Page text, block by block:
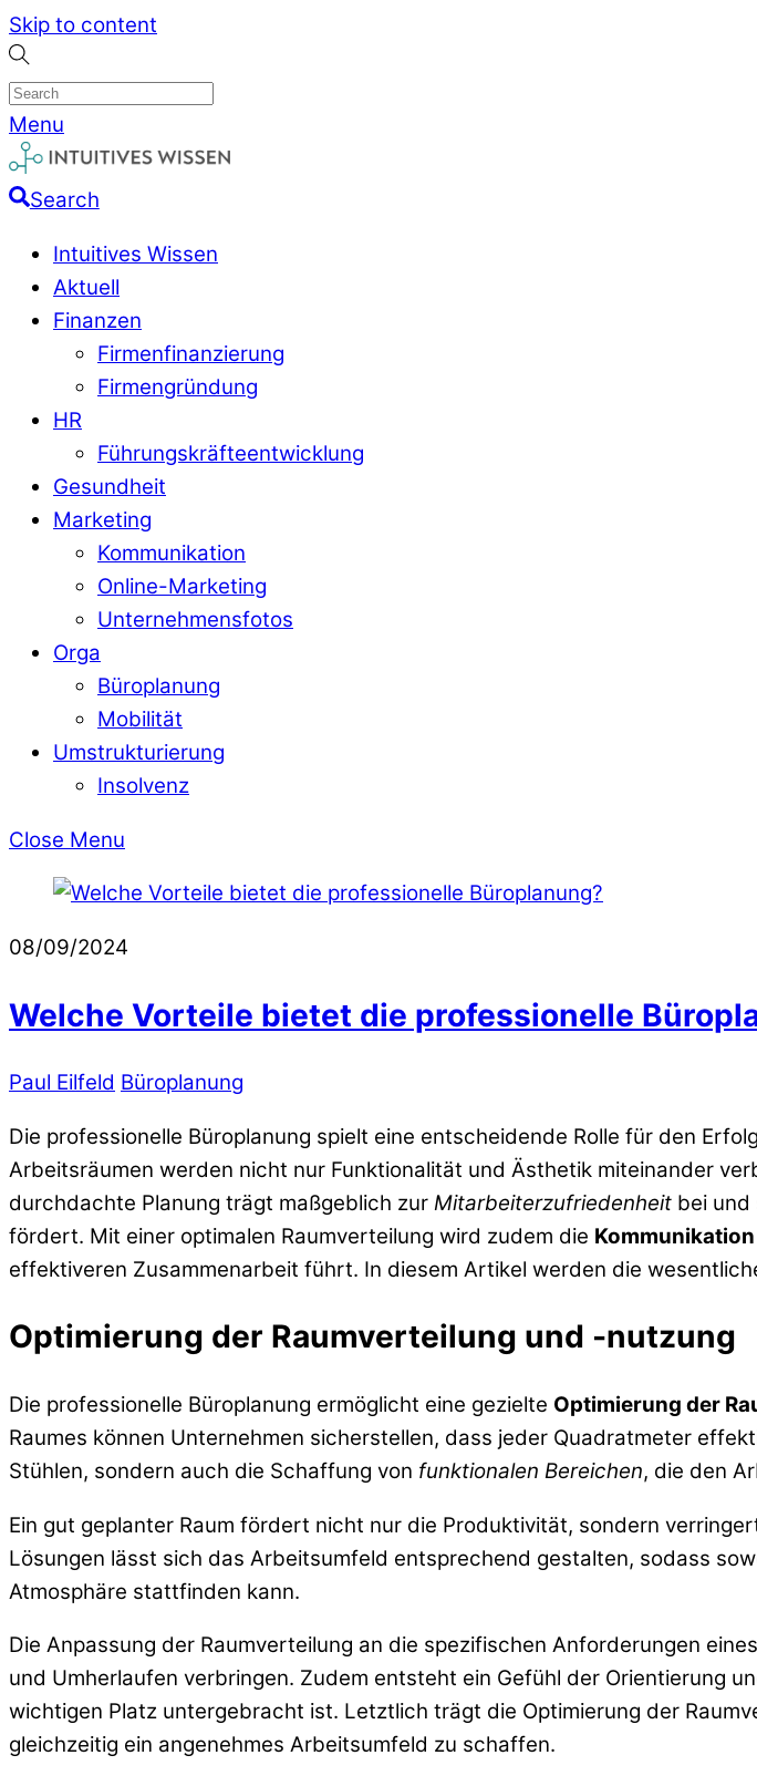
Skip to content
Menu
Search
Intuitives Wissen
Aktuell
Finanzen
Firmenfinanzierung
Firmengründung
HR
Führungskräfteentwicklung
Gesundheit
Marketing
Kommunikation
Online-Marketing
Unternehmensfotos
Orga
Büroplanung
Mobilität
Umstrukturierung
Insolvenz
Close Menu
08/09/2024
Welche Vorteile bietet die professionelle
Paul Eilfeld Büroplanung
Die professionelle Büroplanung spielt eine entscheidende Rolle für den
Arbeitsräumen werden nicht nur Funktionalität und Ästhetik miteinander
durchdachte Planung trägt maßgeblich zur Mitarbeiterzufriedenheit bei
fördert. Mit einer optimalen Raumverteilung wird zudem die Kommunikation
effektiveren Zusammenarbeit führt. In diesem Artikel werden die
Optimierung der Raumverteilung und -nutzung
Die professionelle Büroplanung ermöglicht eine gezielte Optimierung der
Raumes können Unternehmen sicherstellen, dass jeder Quadratmeter
Stühlen, sondern auch die Schaffung von funktionalen Bereichen, die den
Ein gut geplanter Raum fördert nicht nur die Produktivität, sondern
Lösungen lässt sich das Arbeitsumfeld entsprechend gestalten, sodass
Atmosphäre stattfinden kann.
Die Anpassung der Raumverteilung an die spezifischen Anforderungen
und Umherlaufen verbringen. Zudem entsteht ein Gefühl der Orientierung
wichtigen Platz untergebracht ist. Letztlich trägt die Optimierung der
gleichzeitig ein angenehmes Arbeitsumfeld zu schaffen.